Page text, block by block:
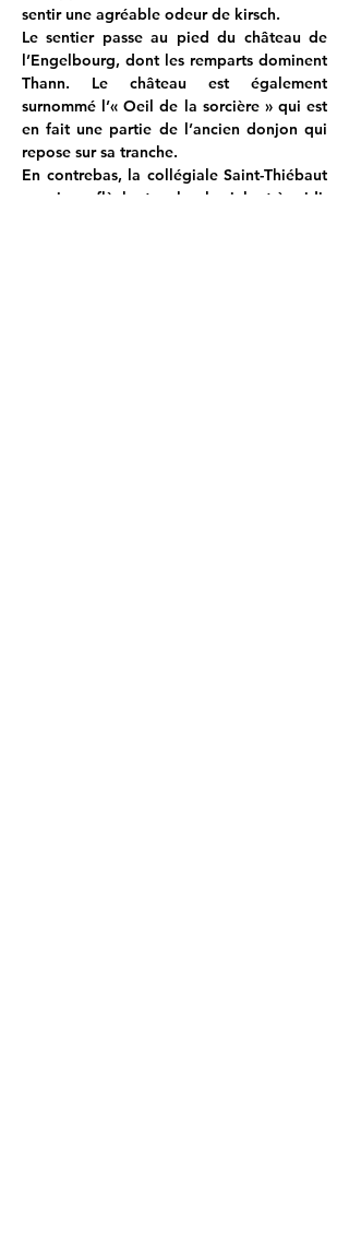
sentir une agréable odeur de kirsch.
Le sentier passe au pied du château de
l’Engelbourg, dont les remparts dominent
Thann. Le château est également
surnommé l’« Oeil de la sorcière » qui est
en fait une partie de l’ancien donjon qui
repose sur sa tranche.
En contrebas, la collégiale Saint-Thiébaut
envoie sa flèche toucher le ciel, et à midi,